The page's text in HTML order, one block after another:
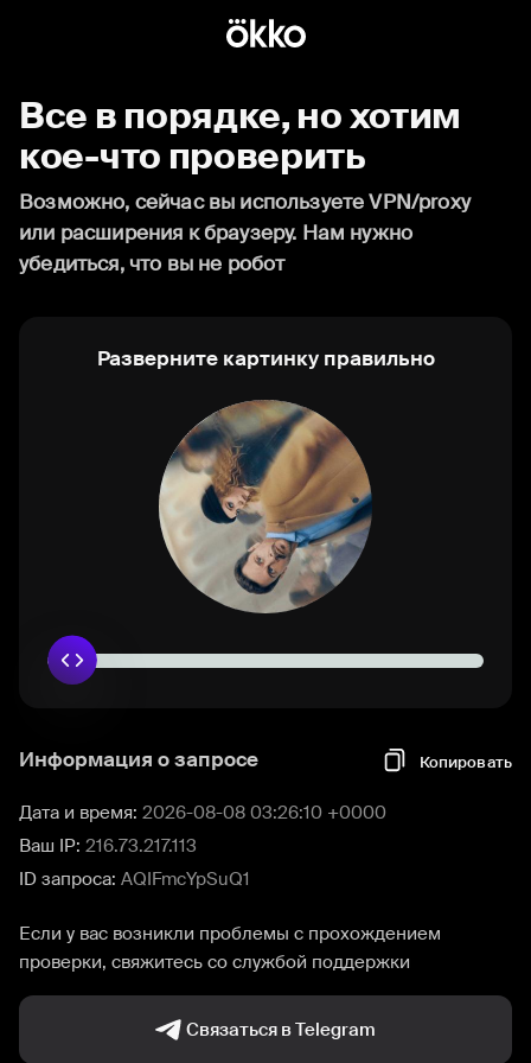
Все в порядке, но хотим
кое-что проверить
Возможно, сейчас вы используете VPN/proxy
или расширения к браузеру. Нам нужно
убедиться, что вы не робот
Разверните картинку правильно
Информация о запросе Копировать
Дата и время: 2026-08-08 03:26:10 +0000
Ваш IP: 216.73.217.113
ID запроса: AQIFmcYpSuQ1
Если у вас возникли проблемы с прохождением
проверки, свяжитесь со службой поддержки
Связаться в Telegram